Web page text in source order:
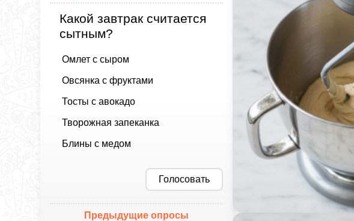
Какой завтрак считается
сытным?
Омлет с сыром
Овсянка с фруктами
Тосты с авокадо
Творожная запеканка
Блины с медом
Голосовать
Предыдущие опросы